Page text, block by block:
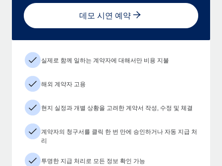
데모 시연 예약
실제로 함께 일하는 계약자에 대해서만 비용 지불
해외 계약자 고용
현지 실정과 개별 상황을 고려한 계약서 작성, 수정 및 체결
계약자의 청구서를 클릭 한 번 만에 승인하거나 자동 지급 처
리
투명한 지급 처리로 모든 정보 확인 가능